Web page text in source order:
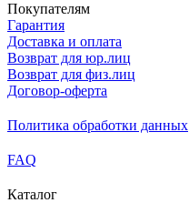
Покупателям
Гарантия
Доставка и оплата
Возврат для юр.лиц
Возврат для физ.лиц
Договор-оферта
Политика обработки данных
FAQ
Каталог